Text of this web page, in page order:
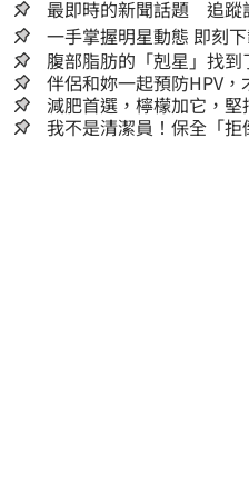
最即時的新聞話題 追蹤
一手掌握明
腹部脂肪的「剋星」找
囊，瘦出小蠻腰
伴侶和妳一起預防HPV，
減肥首選，檸檬加它，
人生
我不是清潔員！保全「